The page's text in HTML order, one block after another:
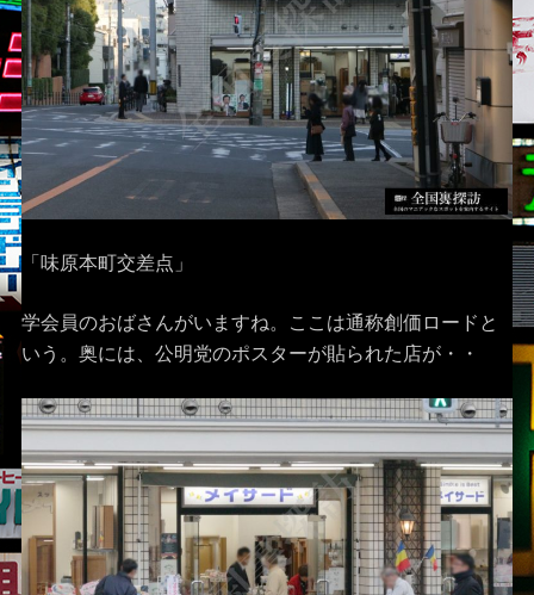
「味原本町交差点」
学会員のおばさんがいますね。ここは通称創価ロードと
いう。奥には、公明党のポスターが貼られた店が・・